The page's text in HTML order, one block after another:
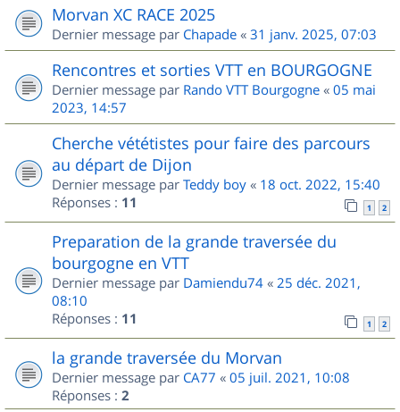
Morvan XC RACE 2025
Dernier message par Chapade « 31 janv. 2025, 07:03
Rencontres et sorties VTT en BOURGOGNE
Dernier message par Rando VTT Bourgogne « 05 mai
2023, 14:57
Cherche vététistes pour faire des parcours
au départ de Dijon
Dernier message par Teddy boy « 18 oct. 2022, 15:40
Réponses : 11 1 2
Preparation de la grande traversée du
bourgogne en VTT
Dernier message par Damiendu74 « 25 déc. 2021,
08:10
Réponses : 11 1 2
la grande traversée du Morvan
Dernier message par CA77 « 05 juil. 2021, 10:08
Réponses : 2